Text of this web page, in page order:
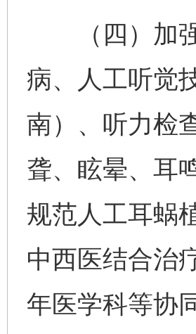
（四）加强
病、人工听觉
南）、听力检
聋、眩晕、耳
规范人工耳蜗
中西医结合治
年医学科等协